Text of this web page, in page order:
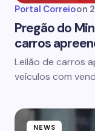
Portal Correioon
Pregão do
carros
Leilão de carros
veículos com
NEWS